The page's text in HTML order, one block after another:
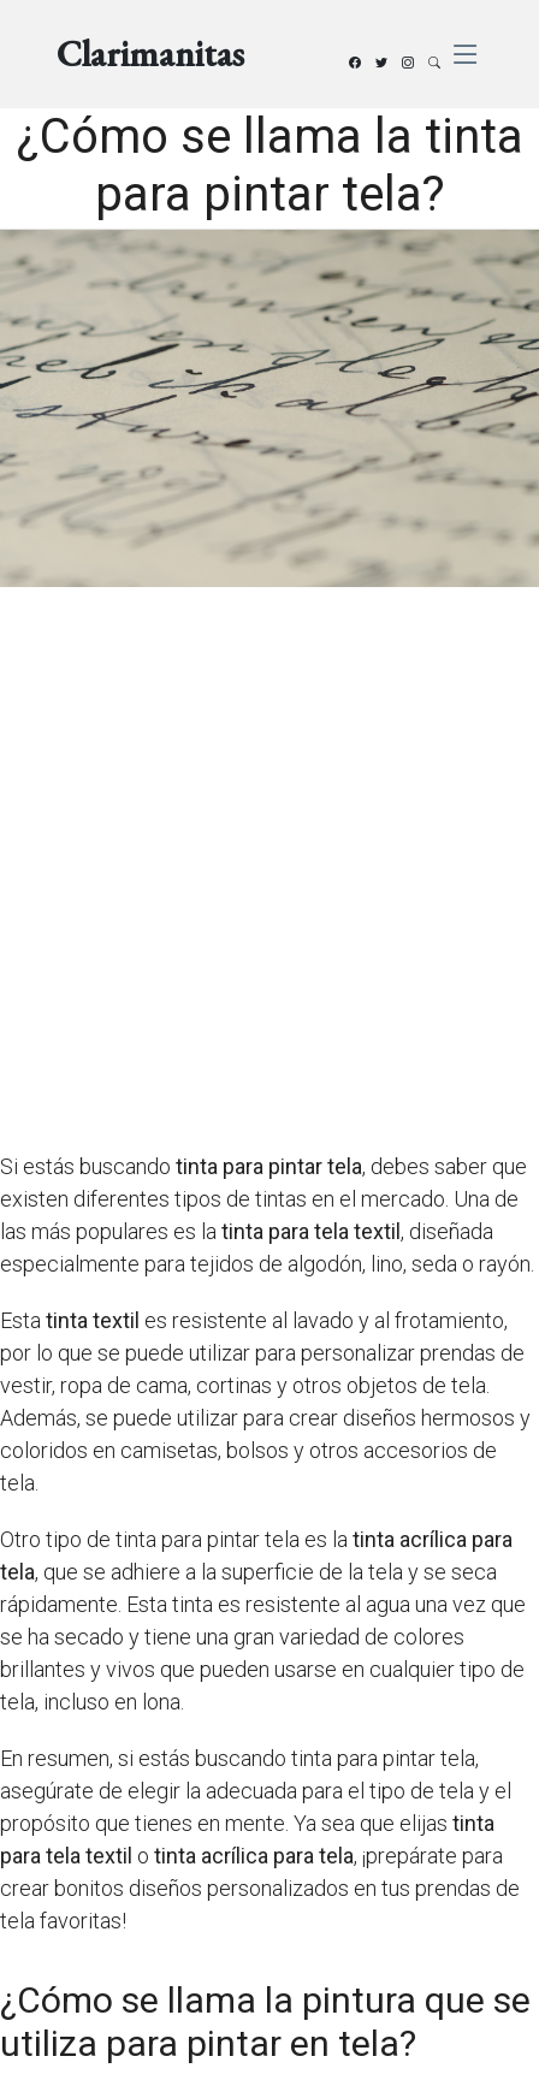
Clarimanitas
¿Cómo se llama la tinta
para pintar tela?
Si estás buscando tinta para pintar tela, debes saber que
existen diferentes tipos de tintas en el mercado. Una de
las más populares es la tinta para tela textil, diseñada
especialmente para tejidos de algodón, lino, seda o rayón.
Esta tinta textil es resistente al lavado y al frotamiento,
por lo que se puede utilizar para personalizar prendas de
vestir, ropa de cama, cortinas y otros objetos de tela.
Además, se puede utilizar para crear diseños hermosos y
coloridos en camisetas, bolsos y otros accesorios de
tela.
Otro tipo de tinta para pintar tela es la tinta acrílica para
tela, que se adhiere a la superficie de la tela y se seca
rápidamente. Esta tinta es resistente al agua una vez que
se ha secado y tiene una gran variedad de colores
brillantes y vivos que pueden usarse en cualquier tipo de
tela, incluso en lona.
En resumen, si estás buscando tinta para pintar tela,
asegúrate de elegir la adecuada para el tipo de tela y el
propósito que tienes en mente. Ya sea que elijas tinta
para tela textil o tinta acrílica para tela, ¡prepárate para
crear bonitos diseños personalizados en tus prendas de
tela favoritas!
¿Cómo se llama la pintura que se
utiliza para pintar en tela?